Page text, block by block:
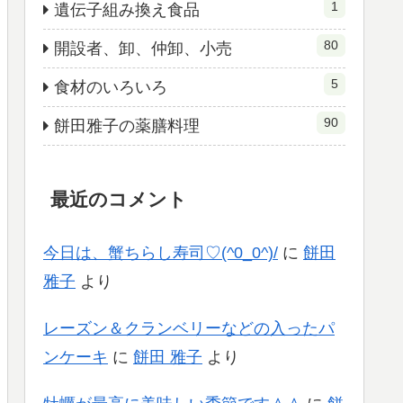
遺伝子組み換え食品 1
開設者、卸、仲卸、小売 80
食材のいろいろ 5
餅田雅子の薬膳料理 90
最近のコメント
今日は、蟹ちらし寿司♡(^0_0^)/ に 餅田
雅子 より
レーズン＆クランベリーなどの入ったパ
ンケーキ に 餅田 雅子 より